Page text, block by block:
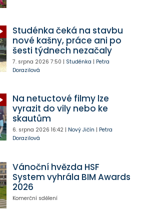
Studénka čeká na stavbu
nové kašny, práce ani po
šesti týdnech nezačaly
7. srpna 2026 7:50 | Studénka | Petra
Dorazilová
Na netuctové filmy lze
vyrazit do vily nebo ke
skautům
6. srpna 2026 16:42| Nový Jičín | Petra
Dorazilová
Vánoční hvězda HSF
System vyhrála BIM Awards
2026
Komerční sdělení